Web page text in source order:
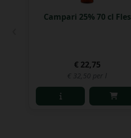
Campari 25% 70 cl Fles
€ 22,75
€ 32,50 per l